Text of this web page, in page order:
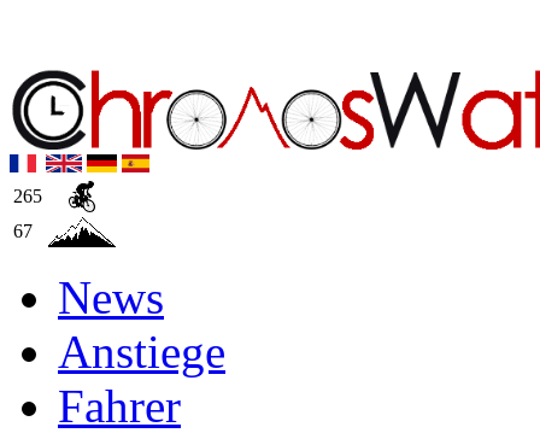
265
67
News
Anstiege
Fahrer